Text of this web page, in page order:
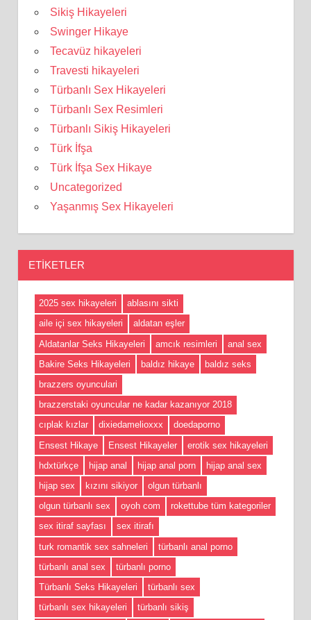
Sikiş Hikayeleri
Swinger Hikaye
Tecavüz hikayeleri
Travesti hikayeleri
Türbanlı Sex Hikayeleri
Türbanlı Sex Resimleri
Türbanlı Sikiş Hikayeleri
Türk İfşa
Türk İfşa Sex Hikaye
Uncategorized
Yaşanmış Sex Hikayeleri
ETIKETLER
2025 sex hikayeleri
ablasını sikti
aile içi sex hikayeleri
aldatan eşler
Aldatanlar Seks Hikayeleri
amcık resimleri
anal sex
Bakire Seks Hikayeleri
baldız hikaye
baldız seks
brazzers oyunculari
brazzerstaki oyuncular ne kadar kazanıyor 2018
cıplak kızlar
dixiedamelioxxx
doedaporno
Ensest Hikaye
Ensest Hikayeler
erotik sex hikayeleri
hdxtürkçe
hijap anal hijap anal porn
hijap anal sex
hijap sex
kızını sikiyor
olgun türbanlı
olgun türbanlı sex
oyoh com
rokettube tüm kategoriler
sex itiraf sayfası
sex itirafı
turk romantik sex sahneleri
türbanlı anal porno
türbanlı anal sex
türbanlı porno
Türbanlı Seks Hikayeleri
türbanlı sex
türbanlı sex hikayeleri
türbanlı sikiş